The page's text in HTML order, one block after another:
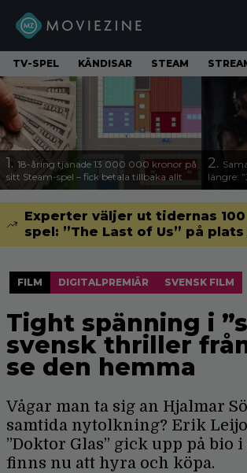
TV-SPEL KÄNDISAR STEAM
1. 18-åring tjänade 13 000 000 kronor på
sitt Steam-spel – fick betala tillbaka allt
2.
längre:
Experter väljer ut tidernas
spel: ”The Last of Us” på plats
FILM DIGITALPREMIÄR SVENSK FILM
Tight spänning i
svensk thriller
se den hemma
Vågar man ta sig an Hjalmar
samtida nytolkning? Erik
”Doktor Glas” gick upp på bio
finns nu att hyra och köpa.